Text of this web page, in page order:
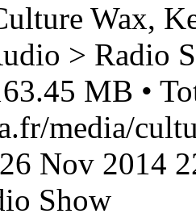
Wax,
> Radio
MB •
media/
Nov 2014
Show